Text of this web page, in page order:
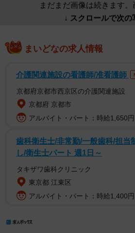
まだまだ画像は続きます。
↓ スクロールで次の
まいどなの求人情報
介護関連施設の看護師/准看護師
京都府京都市西京区の介護関連施設
京都府 京都市
アルバイト・パート：時給1,650円
歯科衛生士/非常勤/一般歯科/担当
し/衛生士パート 週1日～
タキザワ歯科クリニック
東京都 江東区
アルバイト・パート：時給1,400円